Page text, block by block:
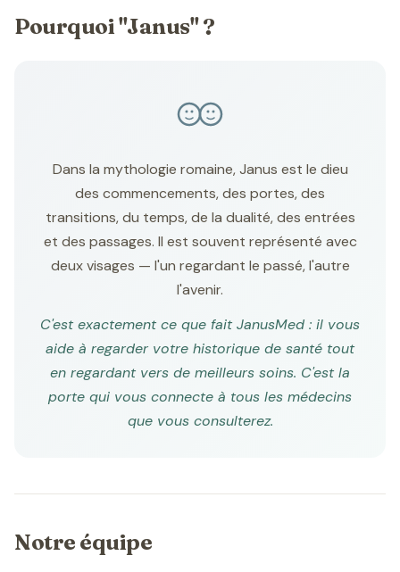
Pourquoi "Janus" ?
Dans la mythologie romaine, Janus est le dieu
des commencements, des portes, des
transitions, du temps, de la dualité, des entrées
et des passages. Il est souvent représenté avec
deux visages — l'un regardant le passé, l'autre
l'avenir.
C'est exactement ce que fait JanusMed : il vous
aide à regarder votre historique de santé tout
en regardant vers de meilleurs soins. C'est la
porte qui vous connecte à tous les médecins
que vous consulterez.
Notre équipe